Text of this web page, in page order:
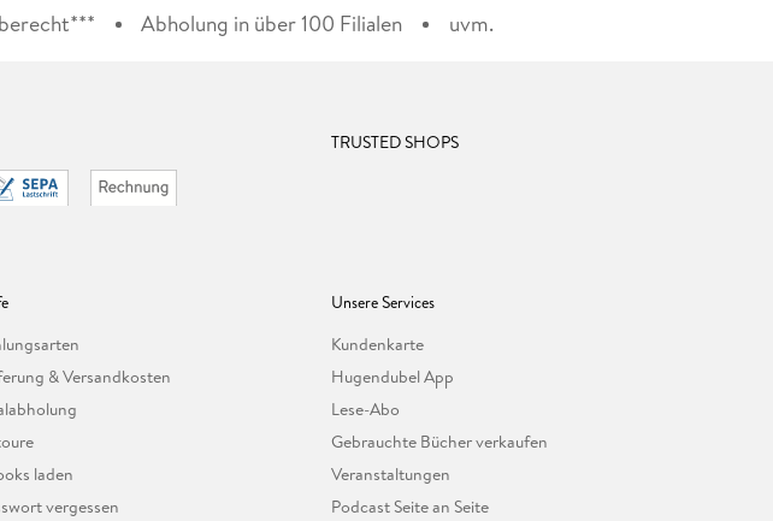
Abholung in über 100 Filialen uvm.
TRUSTED SHOPS
& Versandkosten
laden
vergessen
Unsere Services
Kundenkarte
Hugendubel App
Lese-Abo
Gebrauchte Bücher verkaufen
Veranstaltungen
Podcast Seite an Seite